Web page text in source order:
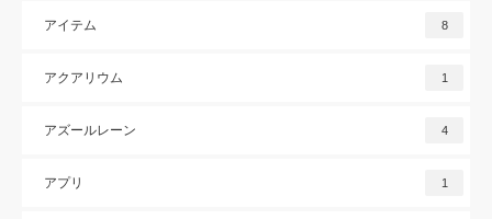
アイテム 8
アクアリウム 1
アズールレーン 4
アプリ 1